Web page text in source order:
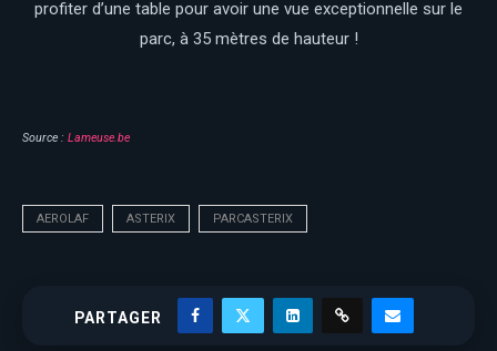
profiter d’une table pour avoir une vue exceptionnelle sur le
parc, à 35 mètres de hauteur !
Source : Lameuse.be
AEROLAF ASTERIX PARCASTERIX
PARTAGER